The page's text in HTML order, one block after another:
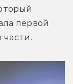
первой
части.